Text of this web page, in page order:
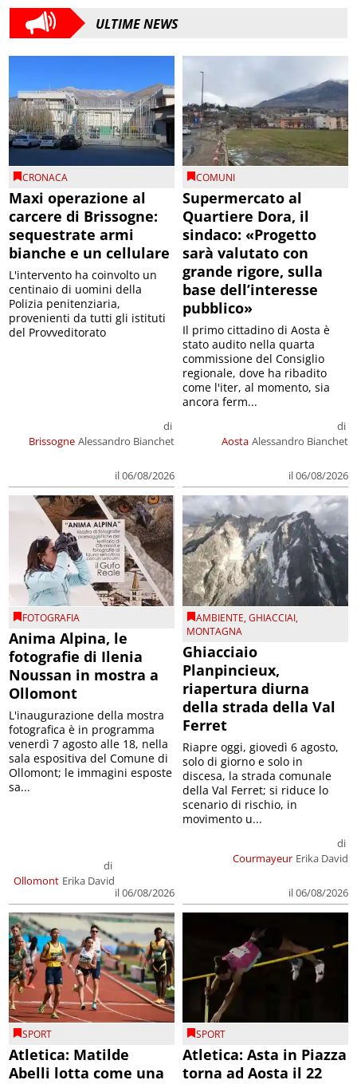
ULTIME NEWS
CRONACA
Maxi operazione al
carcere di Brissogne:
sequestrate armi
bianche e un cellulare
Brissogne
di
Alessandro Bianchet
il 06/08/2026
L'intervento ha coinvolto un
centinaio di uomini della
Polizia penitenziaria,
provenienti da tutti gli istituti
del Provveditorato
COMUNI
Supermercato al
Quartiere Dora, il
sindaco: «Progetto
sarà valutato con
grande rigore, sulla
base dell’interesse
pubblico»
Aosta
di
Alessandro Bianchet
il 06/08/2026
Il primo cittadino di Aosta è
stato audito nella quarta
commissione del Consiglio
regionale, dove ha ribadito
come l'iter, al momento, sia
ancora ferm...
FOTOGRAFIA
Anima Alpina, le
fotografie di Ilenia
Noussan in mostra a
Ollomont
Ollomont
di
Erika David
il 06/08/2026
L'inaugurazione della mostra
fotografica è in programma
venerdì 7 agosto alle 18, nella
sala espositiva del Comune di
Ollomont; le immagini esposte
sa...
AMBIENTE,GHIACCIAI,
MONTAGNA
Ghiacciaio
Planpincieux,
riapertura diurna
della strada della Val
Ferret
Courmayeur
di
Erika David
il 06/08/2026
Riapre oggi, giovedì 6 agosto,
solo di giorno e solo in
discesa, la strada comunale
della Val Ferret; si riduce lo
scenario di rischio, in
movimento u...
SPORT
Atletica: Matilde
Abelli lotta come una
SPORT
Atletica: Asta in Piazza
torna ad Aosta il 22